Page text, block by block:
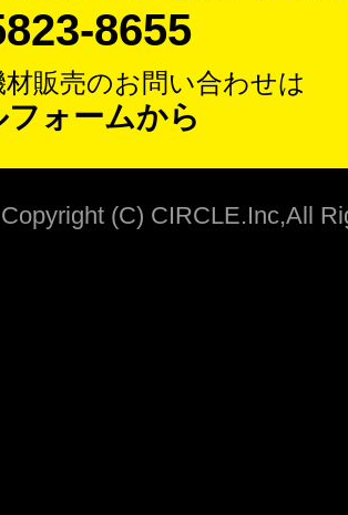
8655
販売のお問い合わせは
フォームから
Copyright (C) CIRCLE.Inc,All